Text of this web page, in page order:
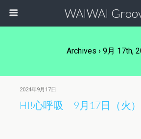
WAIWAI
Archives › 9月 17th,
2024年9月17日
HI!心呼吸 9月17日（火）